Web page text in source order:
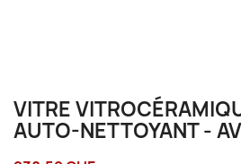
VITRE
AUTO-NETTOYANT -